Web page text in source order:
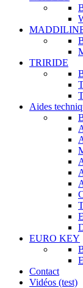
TRIRIDE
Aides
EURO KEY
Contact
Vidéos (test)